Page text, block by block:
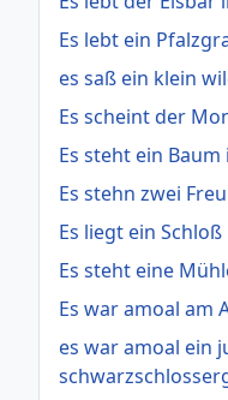
Es lebt ein
es saß ein klein
Es scheint der
Es steht ein
Es stehn zwei
Es liegt ein
Es steht eine
Es war amoal am
es war amoal ein